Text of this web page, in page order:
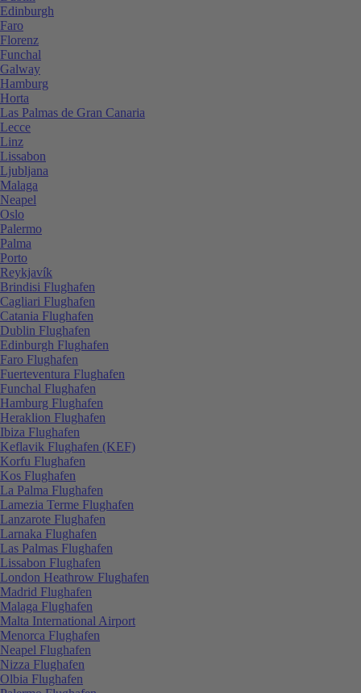
Edinburgh
Faro
Florenz
Funchal
Galway
Hamburg
Horta
Las Palmas de Gran Canaria
Lecce
Linz
Lissabon
Ljubljana
Malaga
Neapel
Oslo
Palermo
Palma
Porto
Reykjavík
Brindisi Flughafen
Cagliari Flughafen
Catania Flughafen
Dublin Flughafen
Edinburgh Flughafen
Faro Flughafen
Fuerteventura Flughafen
Funchal Flughafen
Hamburg Flughafen
Heraklion Flughafen
Ibiza Flughafen
Keflavik Flughafen (KEF)
Korfu Flughafen
Kos Flughafen
La Palma Flughafen
Lamezia Terme Flughafen
Lanzarote Flughafen
Larnaka Flughafen
Las Palmas Flughafen
Lissabon Flughafen
London Heathrow Flughafen
Madrid Flughafen
Malaga Flughafen
Malta International Airport
Menorca Flughafen
Neapel Flughafen
Nizza Flughafen
Olbia Flughafen